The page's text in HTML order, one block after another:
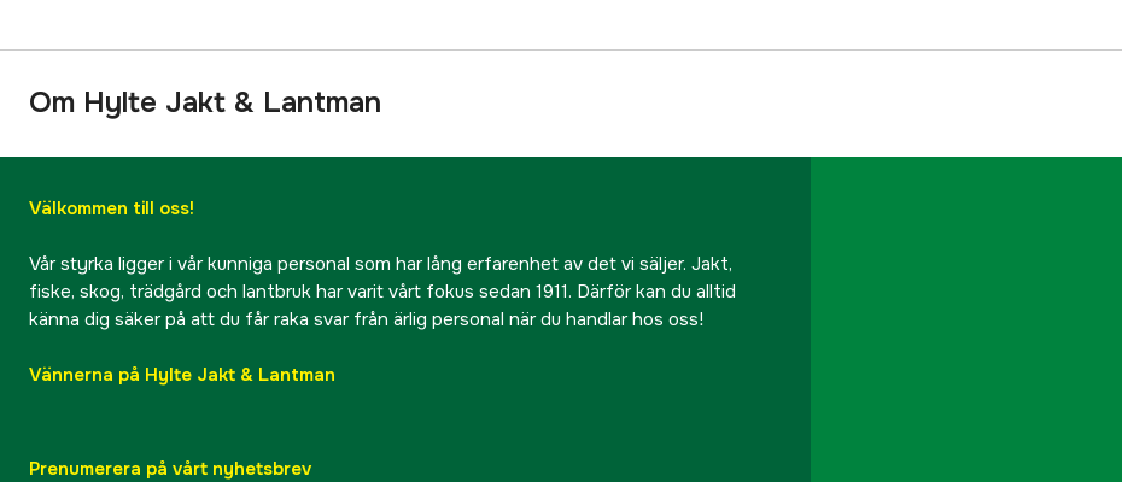
Om Hylte Jakt & Lantman
Välkommen till oss!
Vår styrka ligger i vår kunniga personal som har lång erfarenhet av det vi säljer. Jakt,
fiske, skog, trädgård och lantbruk har varit vårt fokus sedan 1911. Därför kan du alltid
känna dig säker på att du får raka svar från ärlig personal när du handlar hos oss!
Vännerna på Hylte Jakt & Lantman
Prenumerera på vårt nyhetsbrev